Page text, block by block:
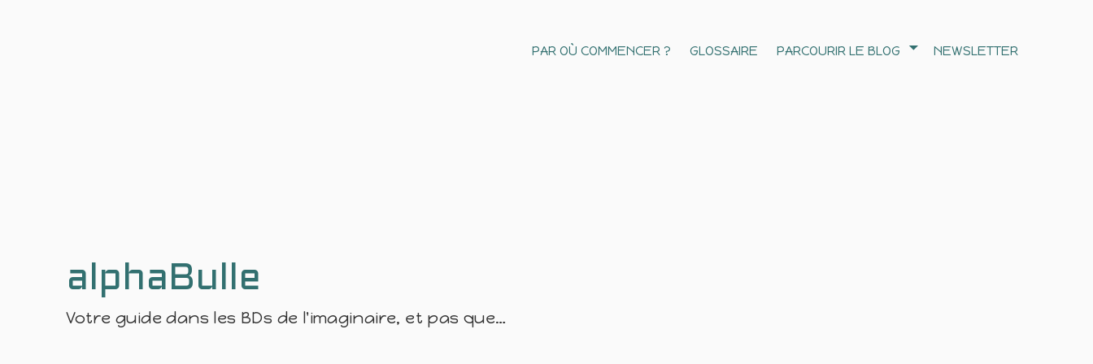
alphaBulle
Votre guide dans les BDs de l'imaginaire, et pas que…
PAR OÙ COMMENCER ? GLOSSAIRE PARCOURIR LE BLOG NEWSLETTER